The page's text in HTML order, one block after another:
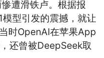
遭滑铁卢。根据报
型引发的震撼，就让
时OpenAI在苹果App
还曾被DeepSeek取